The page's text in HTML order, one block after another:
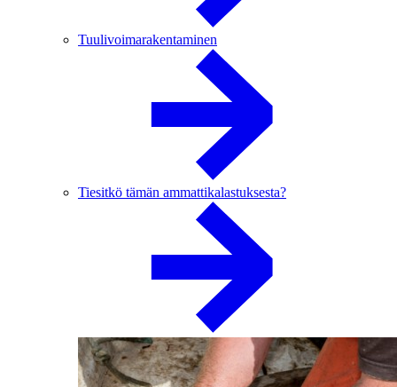
Tuulivoimarakentaminen
Tiesitkö tämän ammattikalastuksesta?